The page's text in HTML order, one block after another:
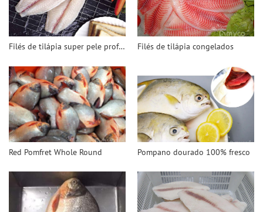
Filés de tilápia super pele profunda Filés de tilápia congelados
Red Pomfret Whole Round Pompano dourado 100% fresco